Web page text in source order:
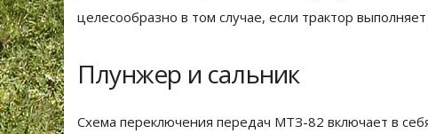
целесообразно в том случае, если трактор
Плунжер и сальник
Схема переключения передач МТЗ-82 включает в